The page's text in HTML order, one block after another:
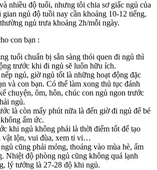
nhiều độ tuổi, nhưng tôi chia sơ giấc ngủ của
ngủ độ tuồi nay cần khoảng 10-12 tiếng,
ngủ trưa khoảng 2h/mỗi ngày.
con bạn :
tuổi chuẩn bị sẵn sàng thói quen đi ngủ thì
trước khi đi ngủ sẽ luôn hữu ích.
ngủ, giờ ngủ tốt là những hoạt động đặc
và con bạn. Có thể làm xong thủ tục đánh
chuyện, ôm, hôn, chúc con ngủ ngon trước
ngủ.
là còn mấy phút nữa là đến giờ đi ngủ để bé
ấm ức.
khi ngủ không phải là thời điểm tốt để tạo
vật lộn, vui đùa, xem ti vi…
cũng phải mỏng, thoáng vào mùa hè, ấm
Nhiệt độ phòng ngủ cũng không quá lạnh
lý tưởng là 27-28 độ khi ngủ.